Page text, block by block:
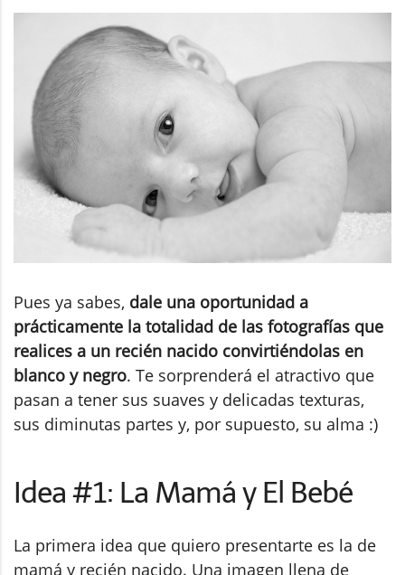
Pues ya sabes, dale una oportunidad a
prácticamente la totalidad de las fotografías que
realices a un recién nacido convirtiéndolas en
blanco y negro. Te sorprenderá el atractivo que
pasan a tener sus suaves y delicadas texturas,
sus diminutas partes y, por supuesto, su alma :)
Idea #1: La Mamá y El Bebé
La primera idea que quiero presentarte es la de
mamá y recién nacido. Una imagen llena de